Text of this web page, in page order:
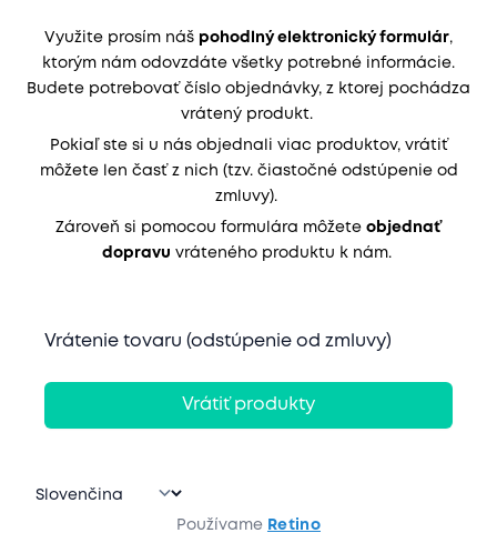
Využite prosím náš pohodlný elektronický formulár,
ktorým nám odovzdáte všetky potrebné informácie.
Budete potrebovať číslo objednávky, z ktorej pochádza
vrátený produkt.
Pokiaľ ste si u nás objednali viac produktov, vrátiť
môžete len časť z nich (tzv. čiastočné odstúpenie od
zmluvy).
Zároveň si pomocou formulára môžete objednať
dopravu vráteného produktu k nám.
Používame Retino